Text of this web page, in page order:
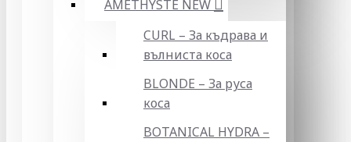
AMETHYSTE NEW
CURL – За къдрава и
вълниста коса
BLONDE – За руса
коса
BOTANICAL HYDRA –